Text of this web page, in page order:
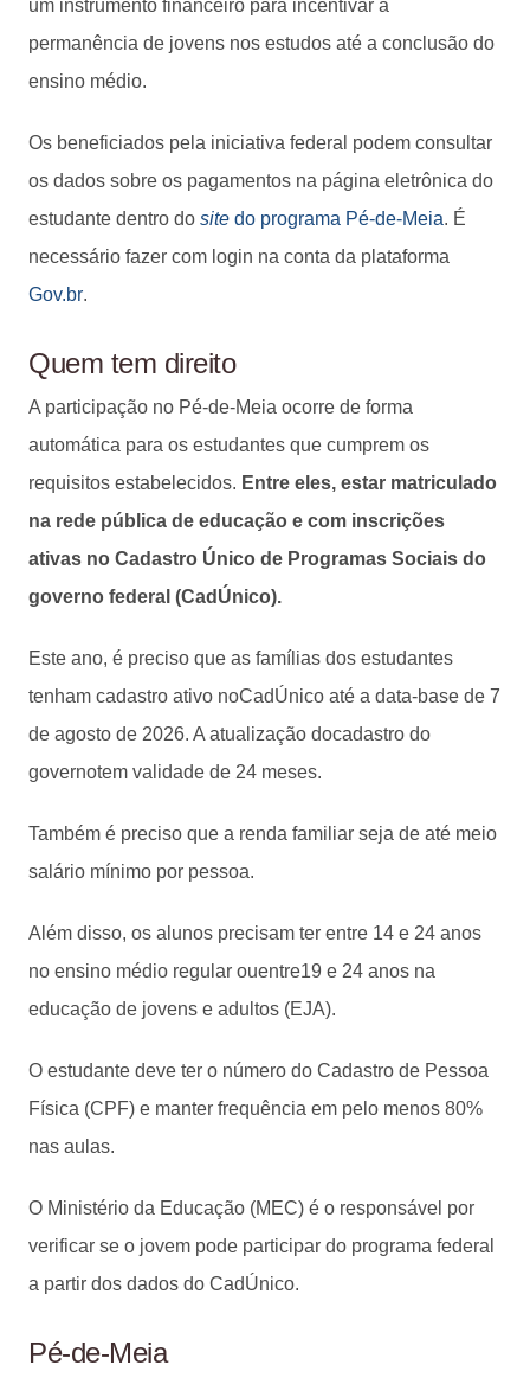
um instrumento financeiro para incentivar a
permanência de jovens nos estudos até a conclusão do
ensino médio.
Os beneficiados pela iniciativa federal podem consultar
os dados sobre os pagamentos na página eletrônica do
estudante dentro do site do programa Pé-de-Meia. É
necessário fazer com login na conta da plataforma
Gov.br.
Quem tem direito
A participação no Pé-de-Meia ocorre de forma
automática para os estudantes que cumprem os
requisitos estabelecidos. Entre eles, estar matriculado
na rede pública de educação e com inscrições
ativas no Cadastro Único de Programas Sociais do
governo federal (CadÚnico).
Este ano, é preciso que as famílias dos estudantes
tenham cadastro ativo noCadÚnico até a data-base de 7
de agosto de 2026. A atualização docadastro do
governotem validade de 24 meses.
Também é preciso que a renda familiar seja de até meio
salário mínimo por pessoa.
Além disso, os alunos precisam ter entre 14 e 24 anos
no ensino médio regular ouentre19 e 24 anos na
educação de jovens e adultos (EJA).
O estudante deve ter o número do Cadastro de Pessoa
Física (CPF) e manter frequência em pelo menos 80%
nas aulas.
O Ministério da Educação (MEC) é o responsável por
verificar se o jovem pode participar do programa federal
a partir dos dados do CadÚnico.
Pé-de-Meia